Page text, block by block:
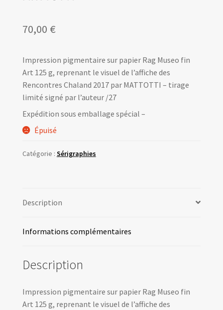
70,00 €
Impression pigmentaire sur papier Rag Museo fin
Art 125 g, reprenant le visuel de l’affiche des
Rencontres Chaland 2017 par MATTOTTI – tirage
limité signé par l’auteur /27
Expédition sous emballage spécial –
Épuisé
Catégorie : Sérigraphies
Description
Informations complémentaires
Description
Impression pigmentaire sur papier Rag Museo fin
Art 125 g, reprenant le visuel de l’affiche des